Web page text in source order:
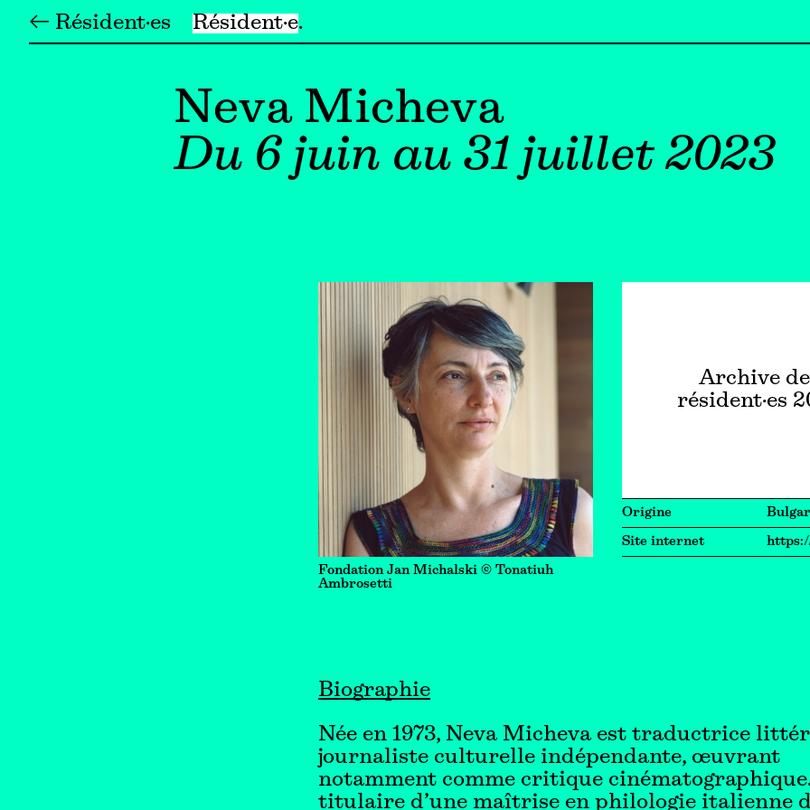
← Résident·es Résident·e
Neva Micheva
Du 6 juin au 31 juillet 2023
Fondation Jan Michalski © Tonatiuh
Ambrosetti
Archive
résident·es
Origine
Site internet
Biographie
Née en 1973, Neva Micheva est traductrice
journaliste culturelle indépendante, œuvrant
notamment comme critique
titulaire d’une maîtrise en philologie italienne